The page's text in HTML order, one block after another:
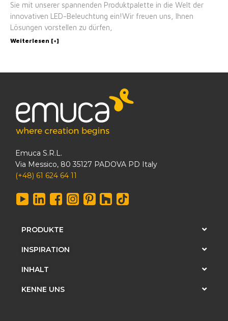
Sie mit unserer spannenden Produktpalette in die Welt der
innovativen LED-Beleuchtung ein!Wir freuen uns, Ihnen
Lösungen vorstellen zu dürfen,
Weiterlesen [+]
Emuca S.R.L.
Via Messico, 80 35127 PADOVA PD Italy
(+48) 61 624 64 11
PRODUKTE
INSPIRATION
INHALT
KENNE UNS